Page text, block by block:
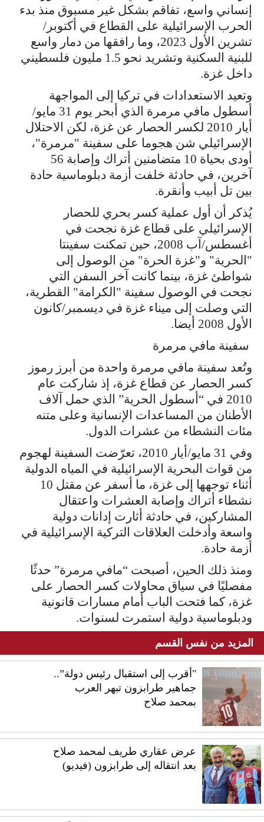
إنساني واسع، تفاقم بشكل غير مسبوق منذ بدء
الحرب الإسرائيلية على القطاع في أكتوبر/
تشرين الأول 2023، وما رافقها من دمار واسع
للبنية السكنية وتشريد نحو 1.5 مليون فلسطيني
داخل غزة.
وتعيد الاستعدادات في تركيا إلى المواجهة
أسطول مافي مرمرة الذي أبحر يوم 31 مايو/
أيار 2010 لكسر الحصار عن غزة، لكن الاحتلال
الإسرائيلي شن هجوما على سفينة "مرمرة"،
أودى بحياة 10 متضامنين أتراك وإصابة 56
آخرين، في حادثة خلفت أزمة دبلوماسية حادة
بين تل أبيب وأنقرة.
يُذكر أن أول عملية كسر بحري للحصار
الإسرائيلي على قطاع غزة نجحت في
أغسطس/آب 2008، حين تمكنت سفينتا
"الحرية" و"غزة الحرة" من الوصول إلى
شواطئ غزة، بينما كانت آخر السفن التي
نجحت في الوصول سفينة "الكرامة" القطرية،
التي وصلت إلى ميناء غزة في ديسمبر/كانون
الأول 2008 أيضا.
سفينة مافي مرمرة
وتُعد سفينة مافي مرمرة واحدة من أبرز رموز
كسر الحصار عن قطاع غزة، إذ شاركت عام
2010 في “أسطول الحرية” الذي حمل آلاف
الأطنان من المساعدات الإنسانية وعلى متنه
مئات النشطاء من عشرات الدول.
وفي 31 مايو/أيار 2010، تعرّضت السفينة لهجوم
من قوات البحرية الإسرائيلية في المياه الدولية
أثناء توجهها إلى غزة، ما أسفر عن مقتل 10
نشطاء أتراك وإصابة العشرات واعتقال
المشاركين، في حادثة أثارت إدانات دولية
واسعة وأدخلت العلاقات التركية الإسرائيلية في
أزمة حادة.
ومنذ ذلك الحين، أصبحت “مافي مرمرة” حدثًا
مفصليًا في سياق محاولات كسر الحصار على
غزة، كما فتحت الباب أمام مسارات قانونية
ودبلوماسية دولية استمرت لسنوات.
المزيد من نفس القسم
"أقرب إلى استقبال رئيس دولة”..
جماهير طرابزون تبهر العرب
بمحمد صلاح
عرض عقاري طريف لمحمد صلاح
بعد انتقاله إلى طرابزون (فيديو)